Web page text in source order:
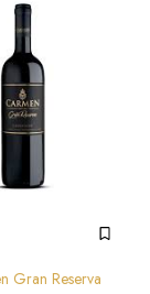
Gran Reserva